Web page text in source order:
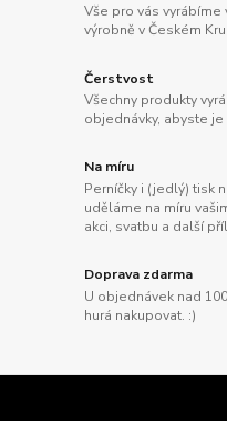
Vše pro vás
výrobně v Českém
Čerstvost
Všechny produkty
objednávky, abyste
Na míru
Perníčky i (jedlý) tisk
uděláme na míru
akci, svatbu a další
Doprava zdarma
U objednávek nad
hurá nakupovat. :)